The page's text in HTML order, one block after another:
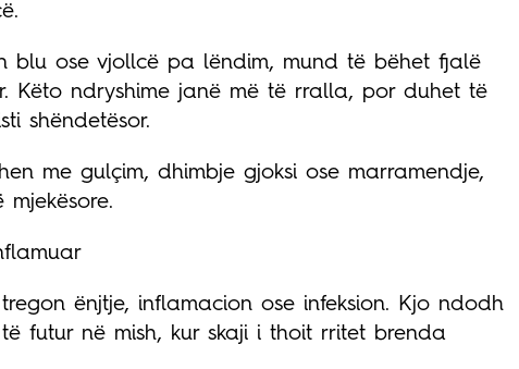
blu ose vjollcë pa lëndim, mund të bëhet fjalë
Këto ndryshime janë më të rralla, por duhet të
shëndetësor.
me gulçim, dhimbje gjoksi ose marramendje,
mjekësore.
ënjtje, inflamacion ose infeksion. Kjo ndodh
futur në mish, kur skaji i thoit rritet brenda